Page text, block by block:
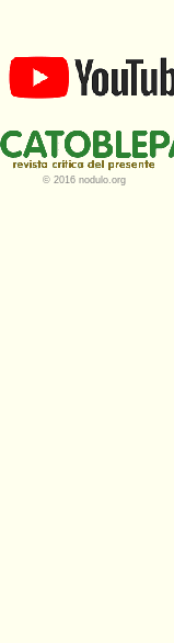
© 2016 nodulo.org